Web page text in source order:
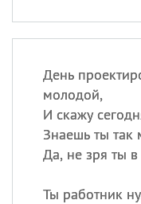
День
молодой,
И скажу
Знаешь ты так
Да, не зря ты в
Ты работник